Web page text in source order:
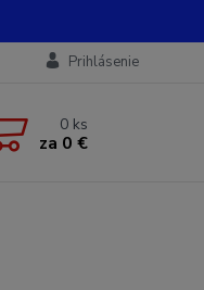
Prihlásenie
0 ks
za 0 €